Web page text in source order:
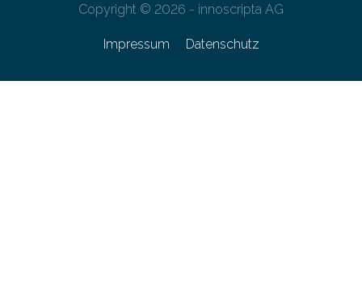
Copyright © 2026 - innoscripta AG
Impressum Datenschutz